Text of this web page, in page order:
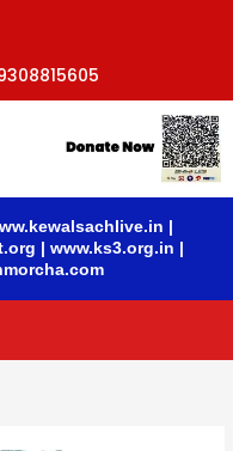
|
| www.ks3.org.in |